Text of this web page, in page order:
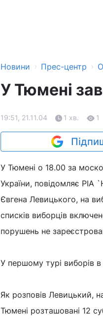
Новини › Прес-центр ›
У Тюмені
19:51, 21.11.04 1 хв. 1
У Тюмені о 18.00 за
України, повідомляє РІА
Євгена Левицького, на
списків виборців
порушень не
У першому турі виборів
Як розповів Левицький,
Тюмені розташовані 12